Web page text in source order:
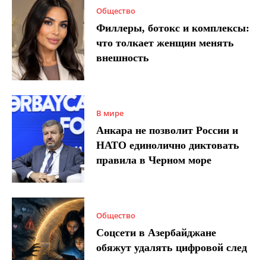
Общество
Филлеры, ботокс и комплексы:
что толкает женщин менять
внешность
В мире
Анкара не позволит России и
НАТО единолично диктовать
правила в Черном море
Общество
Соцсети в Азербайджане
обяжут удалять цифровой след